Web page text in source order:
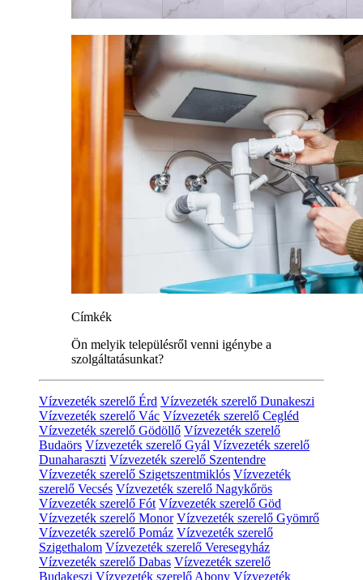
Címkék
Ön melyik településről venni igénybe a
szolgáltatásunkat?
Vízvezeték szerelő Érd Vízvezeték szerelő Dunakeszi
Vízvezeték szerelő Vác Vízvezeték szerelő Cegléd
Vízvezeték szerelő Gödöllő Vízvezeték szerelő
Budaörs Vízvezeték szerelő Gyál Vízvezeték szerelő
Dunaharaszti Vízvezeték szerelő Szentendre
Vízvezeték szerelő Szigetszentmiklós Vízvezeték
szerelő Vecsés Vízvezeték szerelő Nagykőrös
Vízvezeték szerelő Fót Vízvezeték szerelő Göd
Vízvezeték szerelő Monor Vízvezeték szerelő Gyömrő
Vízvezeték szerelő Pomáz Vízvezeték szerelő
Szigethalom Vízvezeték szerelő Veresegyház
Vízvezeték szerelő Dabas Vízvezeték szerelő
Budakeszi Vízvezeték szerelő Abony Vízvezeték